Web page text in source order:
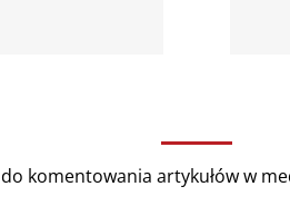
komentowania artykułów w